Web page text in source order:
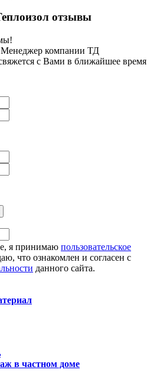
отзывы
компании ТД
с Вами в ближайшее время
я принимаю пользовательское
что ознакомлен и согласен с
данного сайта.
в частном доме